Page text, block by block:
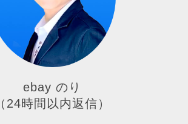
ebay のり
（24時間以内返信）